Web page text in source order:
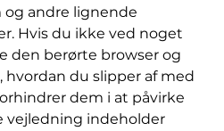
andre lignende
Hvis du ikke ved noget
den berørte browser og
du slipper af med
dem i at påvirke
vejledning indeholder